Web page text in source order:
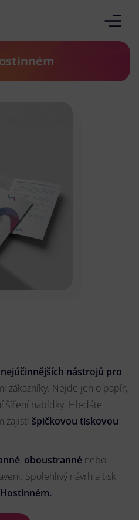
nejúčinnějších nástrojů pro
zákazníky. Nejde jen o papír,
šíření nabídky. Hledáte
zajistí špičkovou tiskovou
, oboustranné nebo
Spolehlivý návrh a tisk